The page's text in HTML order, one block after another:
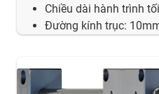
Chiều dài hành trình
Đường kính trục: